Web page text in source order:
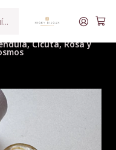
Cicuta, Rosa y